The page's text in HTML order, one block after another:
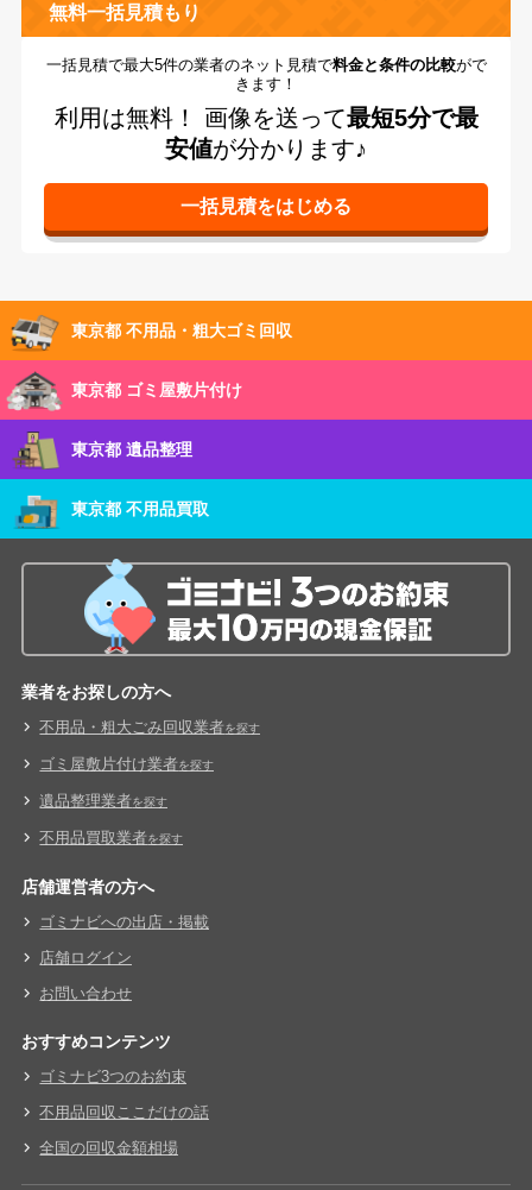
無料一括見積もり
一括見積で最大5件の業者のネット見積で料金と条件の比較がで
きます！
利用は無料！ 画像を送って最短5分で最
安値が分かります♪
東京都 不用品・粗大ゴミ回収
東京都 ゴミ屋敷片付け
東京都 遺品整理
東京都 不用品買取
業者をお探しの方へ
不用品・粗大ごみ回収業者を探す
ゴミ屋敷片付け業者を探す
遺品整理業者を探す
不用品買取業者を探す
店舗運営者の方へ
ゴミナビへの出店・掲載
店舗ログイン
お問い合わせ
おすすめコンテンツ
ゴミナビ3つのお約束
不用品回収ここだけの話
全国の回収金額相場